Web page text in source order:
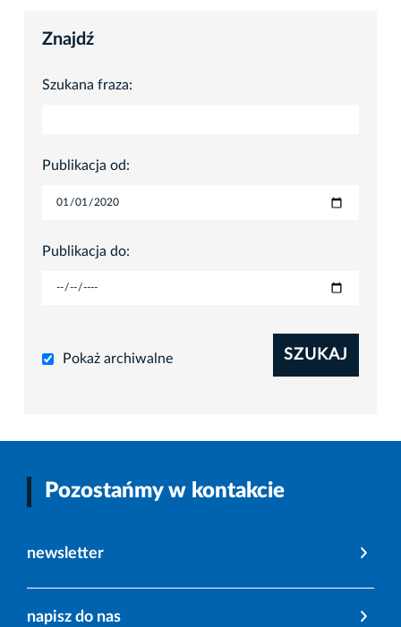
Znajdź
Szukana fraza:
Publikacja od:
Publikacja do:
Pokaż archiwalne SZUKAJ
Pozostańmy w kontakcie
newsletter
napisz do nas